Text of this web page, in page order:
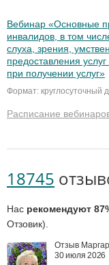
Вебинар «Основные
инвалидов, в том
слуха, зрения,
предоставления
при получении услуг»
Формат: круглосуточный
Расписание
18745
Нас рекомендуют
Отзовик).
Отзыв
30 июля 2026